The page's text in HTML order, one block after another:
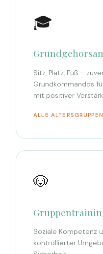
🎓
Sitz, Platz, Fuß –
Grundkommandos
mit positiver
ALLE ALTERSGRUPPEN
🐶
Soziale Kompetenz
kontrollierter